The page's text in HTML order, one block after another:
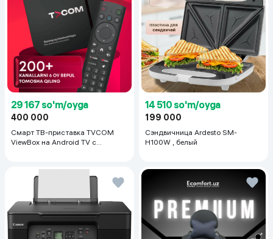
29 167 so'm/oyga
400 000
Смарт ТВ-приставка TVCOM
ViewBox на Android TV с
14 510 so'm/oyga
199 000
Сэндвичница Ardesto SM-
H100W , белый